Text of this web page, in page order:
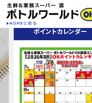
ポイントカレンダー